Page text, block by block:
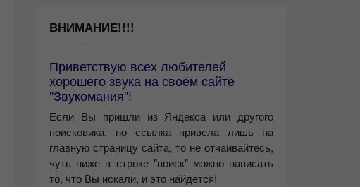
ВНИМАНИЕ!!!!
Приветствую всех любителей
хорошего звука на своём сайте
"Звукомания"!
Если Вы пришли из Яндекса или другого
поисковика, но ссылка привела лишь на
главную страницу сайта, то не отчаивайтесь,
чуть ниже в строке "поиск" можно написать
то, что Вы искали, и это найдется!